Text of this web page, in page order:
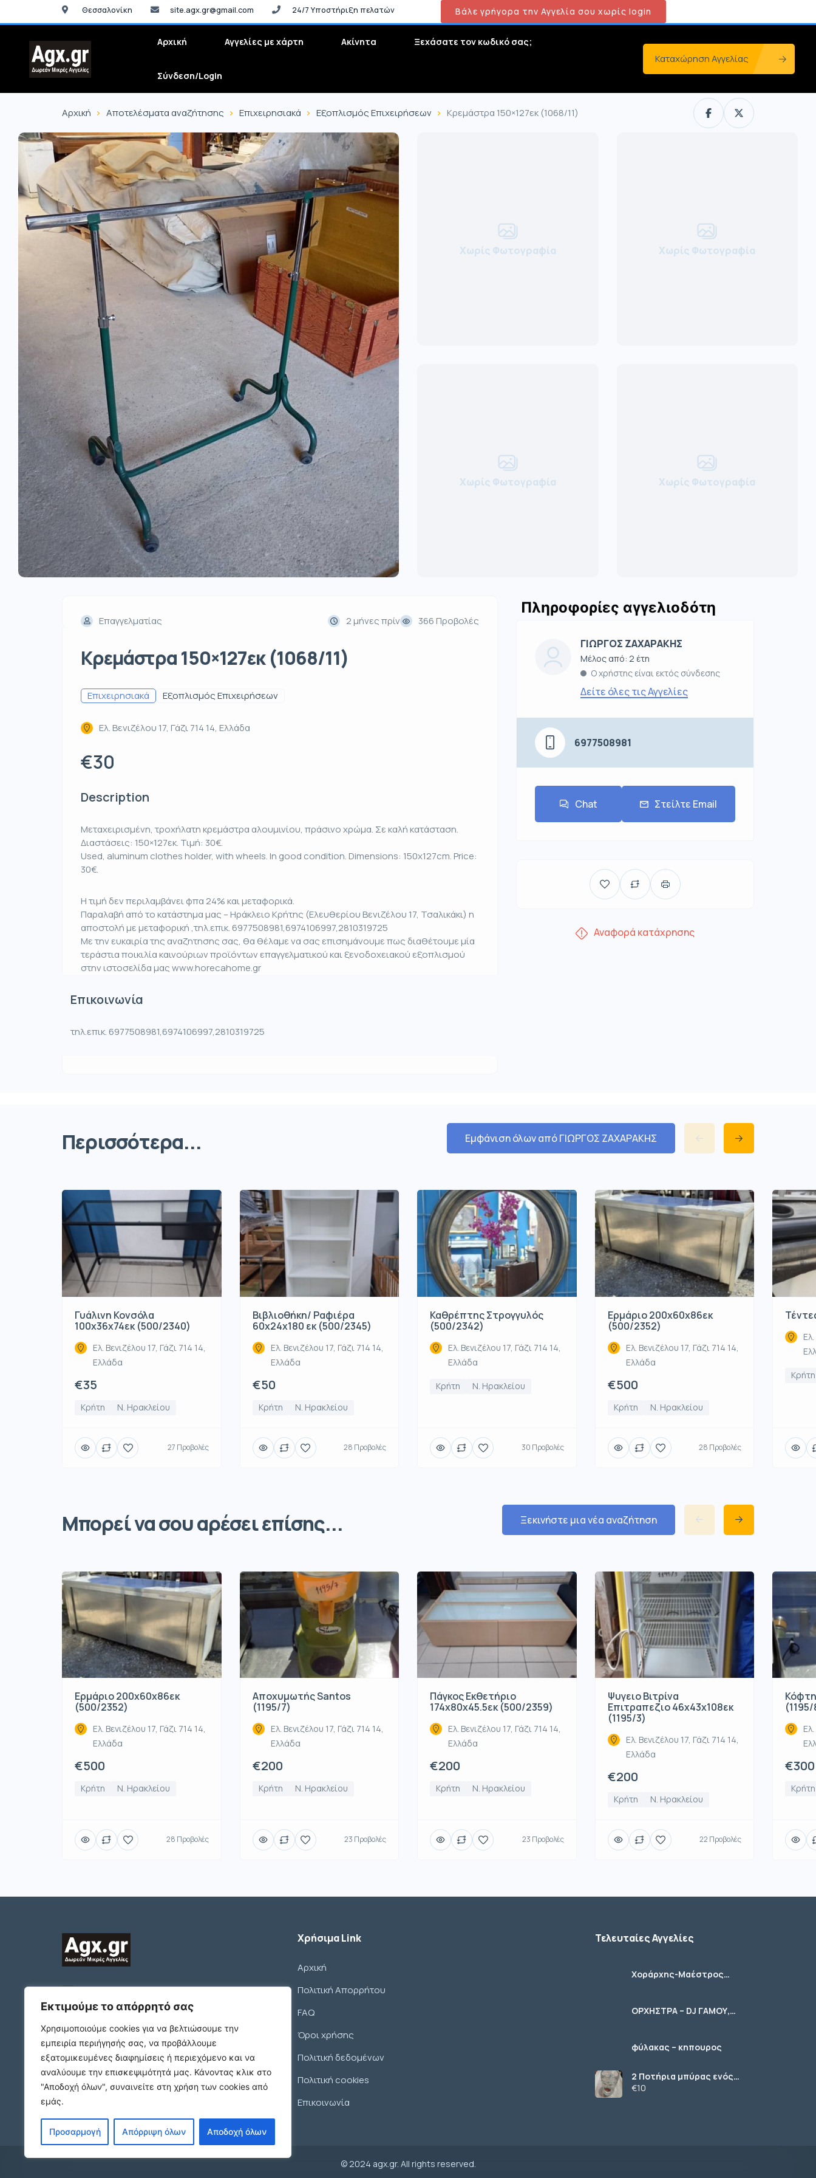
Εκτιμούμε το απόρρητό σας
Χρησιμοποιούμε cookies για να βελτιώσουμε την
εμπειρία περιήγησής σας, να προβάλλουμε
εξατομικευμένες διαφημίσεις ή περιεχόμενο και να
αναλύουμε την επισκεψιμότητά μας. Κάνοντας κλικ στο
"Αποδοχή όλων", συναινείτε στη χρήση των cookies από
εμάς.
Προσαρμογή Απόρριψη όλων Αποδοχή όλων
Θεσσαλονίκη site.agx.gr@gmail.com 24/7 Υποστήριξη πελατών Βάλε γρήγορα την Αγγελία σου χωρίς login
Αρχική Αγγελίες με χάρτη Ακίνητα Ξεχάσατε τον κωδικό σας;
Σύνδεση/Login
Καταχώρηση Αγγελίας
Αρχική Αποτελέσματα αναζήτησης Επιχειρησιακά Εξοπλισμός Επιχειρήσεων Κρεμάστρα 150×127εκ (1068/11)
Χωρίς Φωτογραφία Χωρίς Φωτογραφία
Χωρίς Φωτογραφία Χωρίς Φωτογραφία
Επαγγελματίας 2 μήνες πρίν 366 Προβολές
Κρεμάστρα 150×127εκ (1068/11)
Επιχειρησιακά Εξοπλισμός Επιχειρήσεων
Ελ. Βενιζέλου 17, Γάζι 714 14, Ελλάδα
€30
Description
Μεταχειρισμένη, τροχήλατη κρεμάστρα αλουμινίου, πράσινο χρώμα. Σε καλή κατάσταση.
Διαστάσεις: 150×127εκ. Τιμή: 30€.
Used, aluminum clothes holder, with wheels. In good condition. Dimensions: 150x127cm. Price:
30€.
Η τιμή δεν περιλαμβάνει φπα 24% και μεταφορικά.
Παραλαβή από το κατάστημα μας – Ηράκλειο Κρήτης (Ελευθερίου Βενιζέλου 17, Τσαλικάκι) η
αποστολή με μεταφορική ,τηλ.επικ. 6977508981,6974106997,2810319725
Με την ευκαιρία της αναζητησης σας, θα θέλαμε να σας επισημάνουμε πως διαθέτουμε μία
τεράστια ποικιλία καινούριων προϊόντων επαγγελματικού και ξενοδοχειακού εξοπλισμού
στην ιστοσελίδα μας www.horecahome.gr
Επικοινωνία
τηλ.επικ. 6977508981,6974106997,2810319725
Πληροφορίες αγγελιοδότη
ΓΙΩΡΓΟΣ ΖΑΧΑΡΑΚΗΣ
Μέλος από: 2 έτη
Ο χρήστης είναι εκτός σύνδεσης
Δείτε όλες τις Αγγελίες
6977508981
Chat Στείλτε Email
Αναφορά κατάχρησης
Περισσότερα... Εμφάνιση όλων από ΓΙΩΡΓΟΣ ΖΑΧΑΡΑΚΗΣ
Γυάλινη Κονσόλα
100x36x74εκ (500/2340)
Ελ. Βενιζέλου 17, Γάζι 714 14,
Ελλάδα
€35
Κρήτη Ν. Ηρακλείου
27 Προβολές
Βιβλιοθήκη/ Ραφιέρα
60x24x180 εκ (500/2345)
Ελ. Βενιζέλου 17, Γάζι 714 14,
Ελλάδα
€50
Κρήτη Ν. Ηρακλείου
28 Προβολές
Καθρέπτης Στρογγυλός
(500/2342)
Ελ. Βενιζέλου 17, Γάζι 714 14,
Ελλάδα
Κρήτη Ν. Ηρακλείου
30 Προβολές
Ερμάριο 200x60x86εκ
(500/2352)
Ελ. Βενιζέλου 17, Γάζι 714 14,
Ελλάδα
€500
Κρήτη Ν. Ηρακλείου
28 Προβολές
Κρήτη
Μπορεί να σου αρέσει επίσης... Ξεκινήστε μια νέα αναζήτηση
Ερμάριο 200x60x86εκ
(500/2352)
Ελ. Βενιζέλου 17, Γάζι 714 14,
Ελλάδα
€500
Κρήτη Ν. Ηρακλείου
28 Προβολές
Αποχυμωτής Santos
(1195/7)
Ελ. Βενιζέλου 17, Γάζι 714 14,
Ελλάδα
€200
Κρήτη Ν. Ηρακλείου
23 Προβολές
Πάγκος Εκθετήριο
174x80x45.5εκ (500/2359)
Ελ. Βενιζέλου 17, Γάζι 714 14,
Ελλάδα
€200
Κρήτη Ν. Ηρακλείου
23 Προβολές
Ψυγειο Βιτρίνα
Επιτραπεζιο 46x43x108εκ
(1195/3)
Ελ. Βενιζέλου 17, Γάζι 714 14,
Ελλάδα
€200
Κρήτη Ν. Ηρακλείου
22 Προβολές
€300
Κρήτη
ΠΛΑΤΩΝΟΣ 1 Τ.Κ. 54631
support@agx.gr
Follow our social media
Χρήσιμα Link
Αρχική
Πολιτική Απορρήτου
FAQ
Όροι χρήσης
Πολιτική δεδομένων
Πολιτική cookies
Επικοινωνία
Τελευταίες Αγγελίες
Χοράρχης-Μαέστρος
ΟΡΧΗΣΤΡΑ – DJ ΓΑΜΟΥ,
φύλακας – κηπουρος
2 Ποτήρια μπύρας ενός
λίτρου (1 L) γυάλινα με
χερούλι
€10
© 2024 agx.gr. All rights reserved.